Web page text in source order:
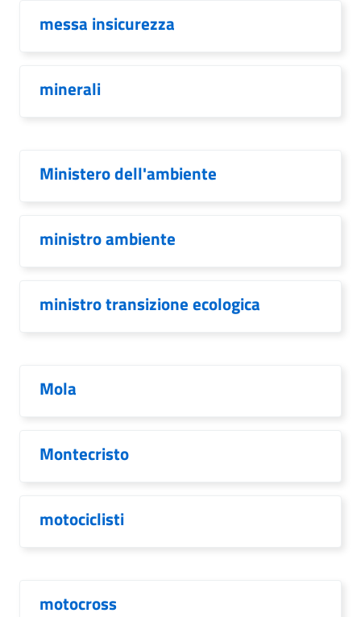
messa insicurezza
minerali
Ministero dell'ambiente
ministro ambiente
ministro transizione ecologica
Mola
Montecristo
motociclisti
motocross